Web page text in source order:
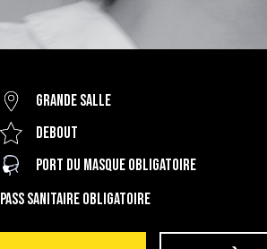
Grande salle
Debout
Port du masque obligatoire
PASS SANITAIRE OBLIGATOIRE